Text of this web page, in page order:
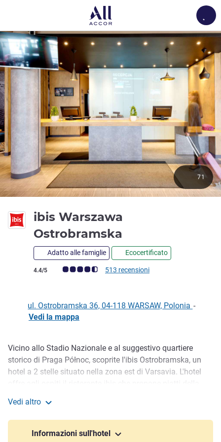
ibis Warszawa
Ostrobramska
Adatto alle famiglie Ecocertificato
Giudizio clienti (Valutazione ALL)
4.4/5 513 recensioni
71
ul. Ostrobramska 36, 04-118 WARSAW, Polonia -
Vedi la mappa
Descrizione
Vicino allo Stadio Nazionale e al suggestivo quartiere
storico di Praga Północ, scoprite l'ibis Ostrobramska, un
hotel a 2 stelle situato nella zona est di Varsavia. L'hotel
con interni moderni e camere confortevoli con bagno
privato, TV via cavo e connessione Internet. E in più,
parcheggio e garage. Ideale per i viaggiatori d'affari. Vi
Vedi altro
Informazioni sull'hotel